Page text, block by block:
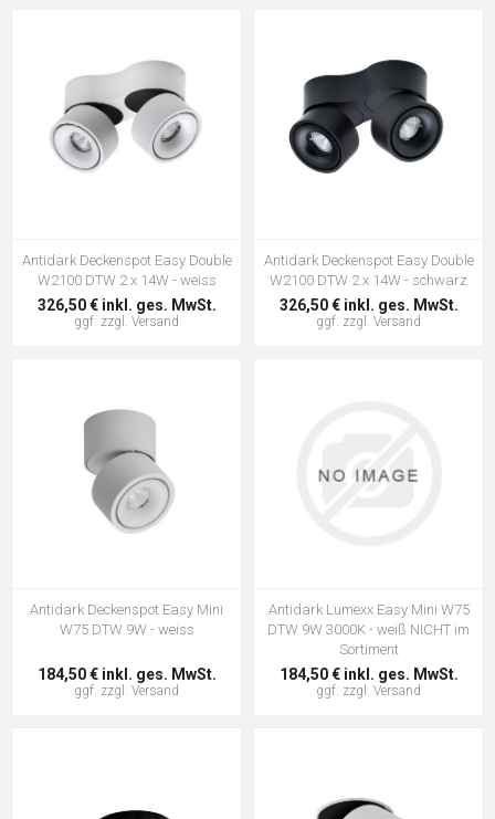
Antidark Deckenspot Easy Double
W2100 DTW 2 x 14W - weiss
326,50 € inkl. ges. MwSt.
ggf. zzgl. Versand
Antidark Deckenspot Easy Double
W2100 DTW 2 x 14W - schwarz
326,50 € inkl. ges. MwSt.
ggf. zzgl. Versand
Antidark Deckenspot Easy Mini
W75 DTW 9W - weiss
184,50 € inkl. ges. MwSt.
ggf. zzgl. Versand
Antidark Lumexx Easy Mini W75
DTW 9W 3000K - weiß NICHT im
Sortiment
184,50 € inkl. ges. MwSt.
ggf. zzgl. Versand